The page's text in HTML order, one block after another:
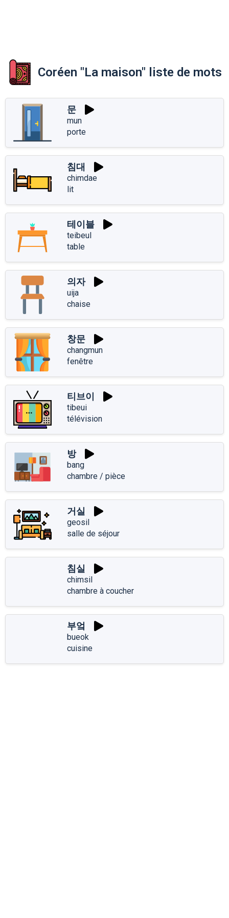
Coréen "La maison" liste de mots
문
mun
porte
침대
chimdae
lit
테이블
teibeul
table
의자
uija
chaise
창문
changmun
fenêtre
티브이
tibeui
télévision
방
bang
chambre / pièce
거실
geosil
salle de séjour
침실
chimsil
chambre à coucher
부엌
bueok
cuisine